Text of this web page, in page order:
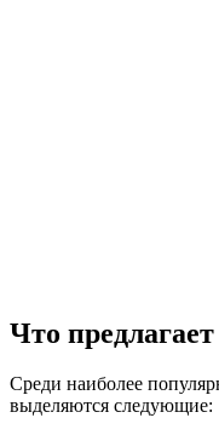
Что
Среди наиболее
выделяются следующие: